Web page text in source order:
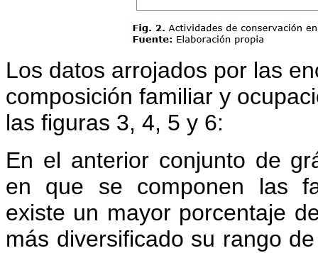
Los datos arrojados por las
composición familiar y
las figuras 3, 4, 5 y 6:
En el anterior conjunto de
en que se componen las
existe un mayor porcentaje
más diversificado su rango